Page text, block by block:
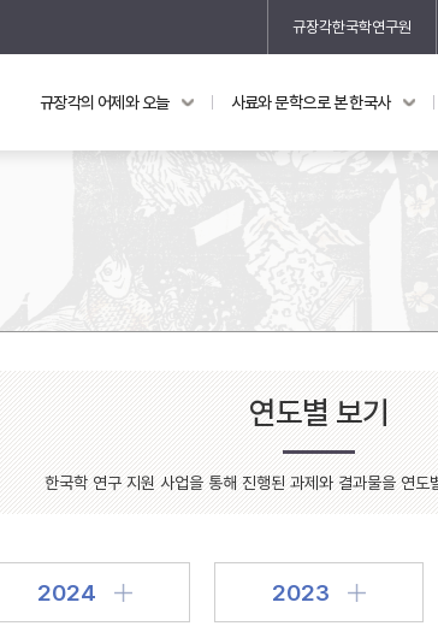
규장각한국학연구원
의궤와 지리지 도록
규장각의 어제와 오늘 사료와 문학으로 본 한국사
연도별 보기
한국학 연구 지원 사업을 통해 진행된 과제와 결과물을 연도
2024 2023